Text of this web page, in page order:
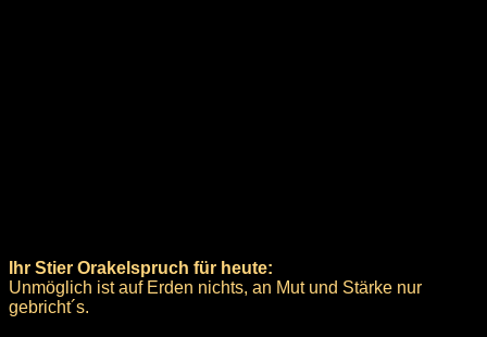
Ihr Stier Orakelspruch für heute:
Unmöglich ist auf Erden nichts, an Mut und Stärke nur
gebricht´s.